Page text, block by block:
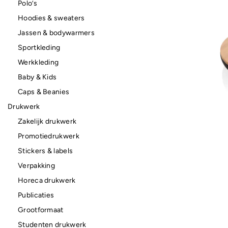
Polo’s
Hoodies & sweaters
Jassen & bodywarmers
Sportkleding
Werkkleding
Baby & Kids
Caps & Beanies
Drukwerk
Zakelijk drukwerk
Promotiedrukwerk
Stickers & labels
Verpakking
Horeca drukwerk
Publicaties
Grootformaat
Studenten drukwerk